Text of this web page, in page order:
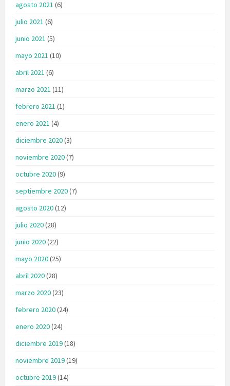
agosto 2021 (6)
julio 2021 (6)
junio 2021 (5)
mayo 2021 (10)
abril 2021 (6)
marzo 2021 (11)
febrero 2021 (1)
enero 2021 (4)
diciembre 2020(3)
noviembre 2020(7)
octubre 2020(9)
septiembre 2020(7)
agosto 2020(12)
julio 2020(28)
junio 2020(22)
mayo 2020(25)
abril 2020(28)
marzo 2020(23)
febrero 2020(24)
enero 2020(24)
diciembre 2019(18)
noviembre 2019(19)
octubre 2019(14)